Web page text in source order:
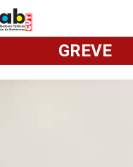
GREVE